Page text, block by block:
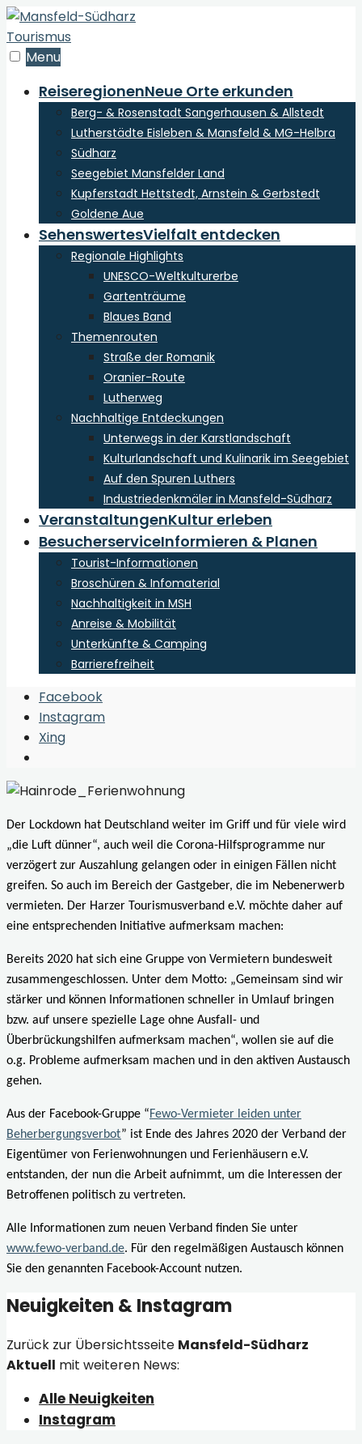
zum
Inhalt
derMenu
ReiseregionenNeue Orte erkunden
Berg- & Rosenstadt Sangerhausen & Allstedt
Lutherstädte Eisleben & Mansfeld & MG-Helbra
Südharz
Seegebiet Mansfelder Land
Kupferstadt Hettstedt, Arnstein & Gerbstedt
Goldene Aue
SehenswertesVielfalt entdecken
Regionale Highlights
UNESCO-Weltkulturerbe
Gartenträume
Blaues Band
Themenrouten
Straße der Romanik
Oranier-Route
Lutherweg
Nachhaltige Entdeckungen
Unterwegs in der Karstlandschaft
Kulturlandschaft und Kulinarik im Seegebiet
Auf den Spuren Luthers
Industriedenkmäler in Mansfeld-Südharz
VeranstaltungenKultur erleben
BesucherserviceInformieren & Planen
Tourist-Informationen
Broschüren & Infomaterial
Nachhaltigkeit in MSH
Anreise & Mobilität
Unterkünfte & Camping
Barrierefreiheit
Open
Search
Window
Facebook
Instagram
Xing
Window
Der Lockdown hat Deutschland weiter im Griff und für viele wird
„die Luft dünner“, auch weil die Corona-Hilfsprogramme nur
verzögert zur Auszahlung gelangen oder in einigen Fällen nicht
greifen. So auch im Bereich der Gastgeber, die im Nebenerwerb
vermieten. Der Harzer Tourismusverband e.V. möchte daher auf
eine entsprechenden Initiative aufmerksam machen:
Bereits 2020 hat sich eine Gruppe von Vermietern bundesweit
zusammengeschlossen. Unter dem Motto: „Gemeinsam sind wir
stärker und können Informationen schneller in Umlauf bringen
bzw. auf unsere spezielle Lage ohne Ausfall- und
Überbrückungshilfen aufmerksam machen“, wollen sie auf die
o.g. Probleme aufmerksam machen und in den aktiven Austausch
gehen.
Aus der Facebook-Gruppe “Fewo-Vermieter leiden unter
Beherbergungsverbot” ist Ende des Jahres 2020 der Verband der
Eigentümer von Ferienwohnungen und Ferienhäusern e.V.
entstanden, der nun die Arbeit aufnimmt, um die Interessen der
Betroffenen politisch zu vertreten.
Alle Informationen zum neuen Verband finden Sie unter
www.fewo-verband.de. Für den regelmäßigen Austausch können
Sie den genannten Facebook-Account nutzen.
Neuigkeiten & Instagram
Zurück zur Übersichtsseite Mansfeld-Südharz
Aktuell mit weiteren News:
Alle Neuigkeiten
Instagram